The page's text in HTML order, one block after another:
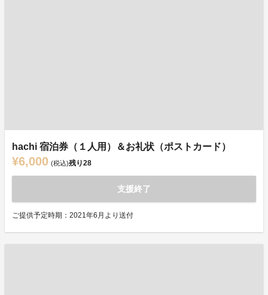
hachi 宿泊券（１人用）＆お礼状（ポストカード）
¥6,000 (税込)残り28
支援終了
ご提供予定時期：2021年6月より送付